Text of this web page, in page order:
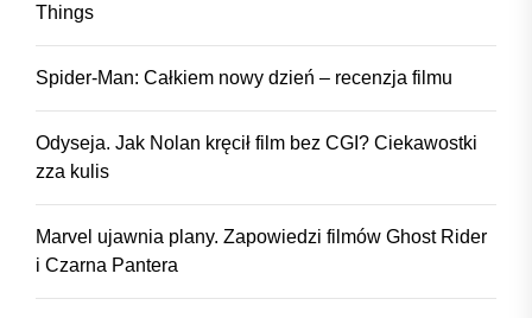
Things
Spider-Man: Całkiem nowy dzień – recenzja filmu
Odyseja. Jak Nolan kręcił film bez CGI? Ciekawostki
zza kulis
Marvel ujawnia plany. Zapowiedzi filmów Ghost Rider
i Czarna Pantera